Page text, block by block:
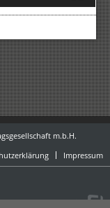
m.b.H.
Impressum
powered by danubius